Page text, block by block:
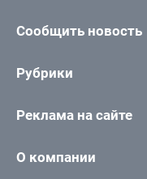
Сообщить новость
Рубрики
Реклама на сайте
О компании